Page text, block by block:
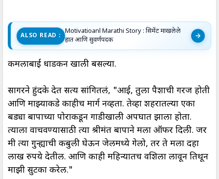
ALSO READ :
Motivatioanl Marathi Story : सिमेंट माखलेले
हात आणि सुवर्णपदक
कमलाबाई धाडकन खाली बसल्या.
सागरने हुंदके देत सत्य सांगितलं, "आई, तुला पैशाची गरज होती
आणि माझ्याकडे काहीच मार्ग नव्हता. तेव्हा शहरातल्या एका
बड्या बापाच्या पोराकडून गाडीखाली अपघात झाला होता.
त्याला वाचवण्यासाठी त्या श्रीमंत बापाने मला ऑफर दिली. जर
मी त्या गुन्ह्याची कबुली घेऊन जेलमध्ये गेलो, तर ते मला दहा
लाख रुपये देतील. आणि काही महिन्यातच वशिला लावून तिथून
माझी सुटका करेल."